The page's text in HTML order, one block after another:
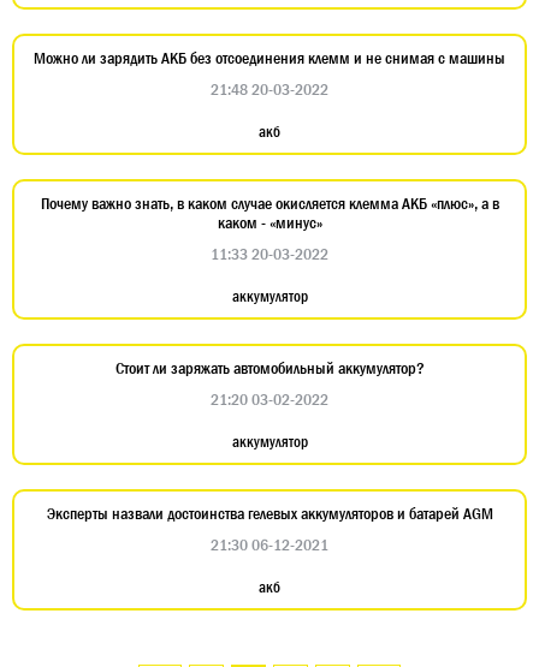
Можно ли зарядить АКБ без отсоединения клемм и не снимая с машины
21:48 20-03-2022
акб
Почему важно знать, в каком случае окисляется клемма АКБ «плюс», а в
каком - «минус»
11:33 20-03-2022
аккумулятор
Стоит ли заряжать автомобильный аккумулятор?
21:20 03-02-2022
аккумулятор
Эксперты назвали достоинства гелевых аккумуляторов и батарей AGM
21:30 06-12-2021
акб